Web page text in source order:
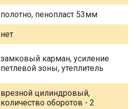
полотно, пенопласт 53мм
нет
замковый карман, усиление
петлевой зоны, утеплитель
врезной цилиндровый,
количество оборотов - 2